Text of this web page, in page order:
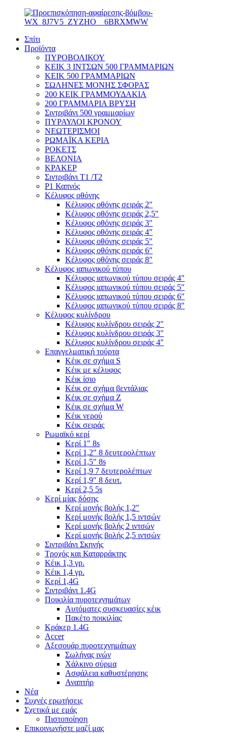
Σπίτι
Προϊόντα
ΠΥΡΟΒΟΛΙΚΟΥ
ΚΕΙΚ 3 ΙΝΤΣΩΝ 500 ΓΡΑΜΜΑΡΙΩΝ
ΚΕΙΚ 500 ΓΡΑΜΜΑΡΙΩΝ
ΣΩΛΗΝΕΣ ΜΟΝΗΣ ΣΦΟΡΑΣ
200 ΚΕΙΚ ΓΡΑΜΜΟΥΔΑΚΙΑ
200 ΓΡΑΜΜΑΡΙΑ ΒΡΥΣΗ
Σιντριβάνι 500 γραμμαρίων
ΠΥΡΑΥΛΟΙ ΚΡΟΝΟΥ
ΝΕΩΤΕΡΙΣΜΟΙ
ΡΩΜΑΪΚΑ ΚΕΡΙΑ
ΡΟΚΕΤΣ
ΒΕΛΟΝΙΑ
ΚΡΑΚΕΡ
Σιντριβάνι T1 /T2
P1 Καπνός
Κέλυφος οθόνης
Κέλυφος οθόνης σειράς 2″
Κέλυφος οθόνης σειράς 2,5″
Κέλυφος οθόνης σειράς 3″
Κέλυφος οθόνης σειράς 4″
Κέλυφος οθόνης σειράς 5″
Κέλυφος οθόνης σειράς 6″
Κέλυφος οθόνης σειράς 8″
Κέλυφος ιαπωνικού τύπου
Κέλυφος ιαπωνικού τύπου σειράς 4″
Κέλυφος ιαπωνικού τύπου σειράς 5″
Κέλυφος ιαπωνικού τύπου σειράς 6″
Κέλυφος ιαπωνικού τύπου σειράς 8″
Κέλυφος κυλίνδρου
Κέλυφος κυλίνδρου σειράς 2″
Κέλυφος κυλίνδρου σειράς 3″
Κέλυφος κυλίνδρου σειράς 4″
Επαγγελματική τούρτα
Κέικ σε σχήμα S
Κέικ με κέλυφος
Κέικ ίσιο
Κέικ σε σχήμα βεντάλιας
Κέικ σε σχήμα Ζ
Κέικ σε σχήμα W
Κέικ νερού
Κέικ σειράς
Ρωμαϊκό κερί
Κερί 1″ 8s
Κερί 1,2″ 8 δευτερολέπτων
Κερί 1,5″ 8s
Κερί 1,9 7 δευτερολέπτων
Κερί 1,9″ 8 δευτ.
Κερί 2,5 5s
Κερί μίας δόσης
Κερί μονής βολής 1,2″
Κερί μονής βολής 1,5 ιντσών
Κερί μονής βολής 2 ιντσών
Κερί μονής βολής 2,5 ιντσών
Σιντριβάνι Σκηνής
Τροχός και Καταρράκτης
Κέικ 1,3 γρ.
Κέικ 1,4 γρ.
Κερί 1,4G
Σιντριβάνι 1.4G
Ποικιλία πυροτεχνημάτων
Αυτόματες συσκευασίες κέικ
Πακέτο ποικιλίας
Κράκερ 1.4G
Accer
Αξεσουάρ πυροτεχνημάτων
Σωλήνας ινών
Χάλκινο σύρμα
Ασφάλεια καθυστέρησης
Αναπτήρ
Νέα
Συχνές ερωτήσεις
Σχετικά με εμάς
Πιστοποίηση
Επικοινωνήστε μαζί μας